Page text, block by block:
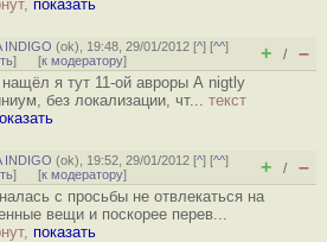
показать
INDIGO (ok), 19:48, 29/01/2012 [^] [^^]
] [к модератору] + / –
я тут 11-ой авроры А nigtly
без локализации, чт... текст
INDIGO (ok), 19:52, 29/01/2012 [^] [^^]
] [к модератору] + / –
с просьбы не отвлекаться на
вещи и поскорее перев...
показать